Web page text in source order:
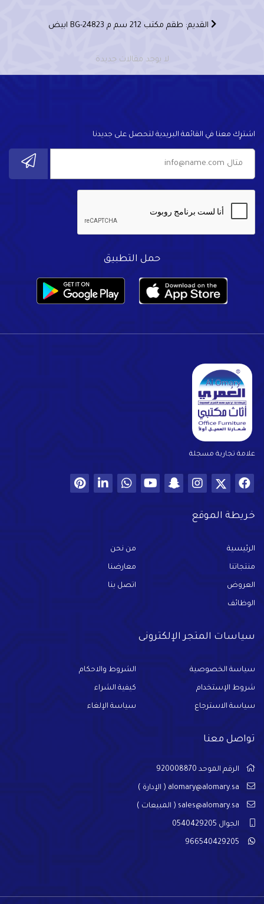
القديم: طقم مكتب 212 سم م BG-24823 ابيض
لا يوجد مقالات جديدة
اشترٍك معنا في القائمة البريدية لتحصل على جديدنا
حمل التطبيق
علامة تجارية مسجلة
خريطة الموقع
الرئيسية من نحن
منتجاتنا معارضنا
العروض اتصل بنا
الوظائف
سياسات المتجر الإلكترونى
سياسة الخصوصية الشروط والاحكام
شروط الإستخدام كيفية الشراء
سياسة الاسترجاع سياسة الإلغاء
تواصل معنا
الرقم الموحد 920008870
alomary@alomary.sa ( الإدارة )
sales@alomary.sa ( المبيعات )
الجوال 0540429205
966540429205